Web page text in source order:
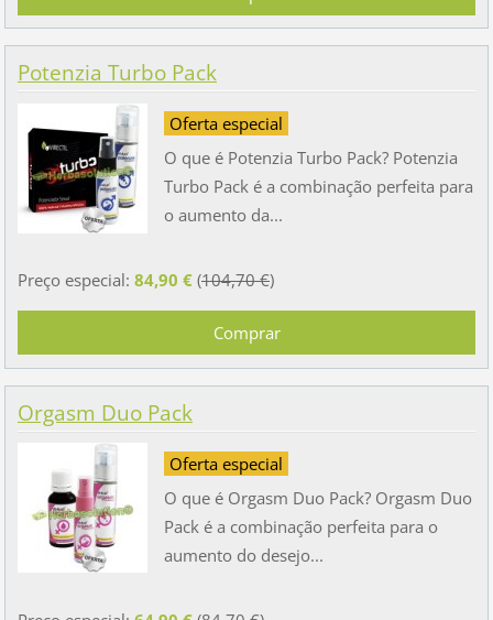
Potenzia Turbo Pack
Oferta especial
O que é Potenzia Turbo Pack? Potenzia
Turbo Pack é a combinação perfeita para
o aumento da...
Preço especial: 84,90 €(104,70 €)
Orgasm Duo Pack
Oferta especial
O que é Orgasm Duo Pack? Orgasm Duo
Pack é a combinação perfeita para o
aumento do desejo...